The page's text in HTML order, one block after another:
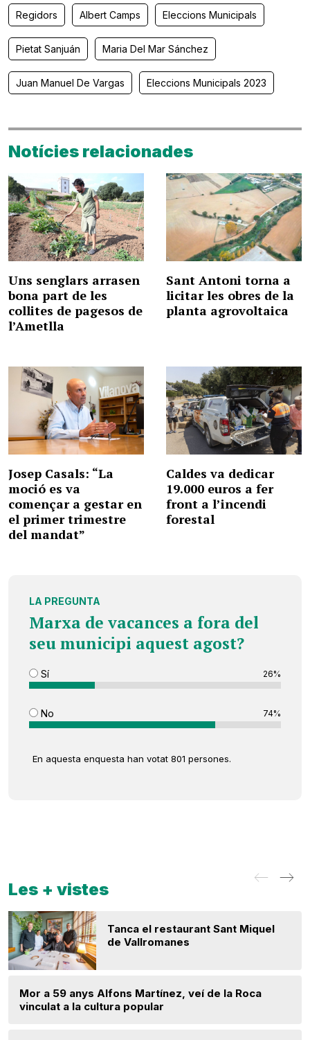
Regidors Albert Camps Eleccions Municipals
Pietat Sanjuán Maria Del Mar Sánchez
Juan Manuel De Vargas Eleccions Municipals 2023
Notícies relacionades
Uns senglars arrasen
bona part de les
collites de pagesos de
l’Ametlla
Sant Antoni torna a
licitar les obres de la
planta agrovoltaica
Josep Casals: “La
moció es va
començar a gestar en
el primer trimestre
del mandat”
Caldes va dedicar
19.000 euros a fer
front a l’incendi
forestal
LA PREGUNTA
Marxa de vacances a fora del
seu municipi aquest agost?
Sí 26%
No 74%
En aquesta enquesta han votat 801 persones.
Les + vistes
Tanca el restaurant Sant Miquel
de Vallromanes
Mor a 59 anys Alfons Martínez, veí de la Roca
vinculat a la cultura popular